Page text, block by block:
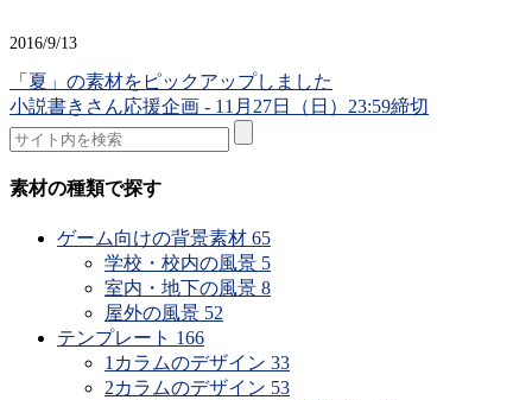
2016/9/13
「夏」の素材をピックアップしました
小説書きさん応援企画 - 11月27日（日）23:59締切
素材の種類で探す
ゲーム向けの背景素材 65
学校・校内の風景 5
室内・地下の風景 8
屋外の風景 52
テンプレート 166
1カラムのデザイン 33
2カラムのデザイン 53